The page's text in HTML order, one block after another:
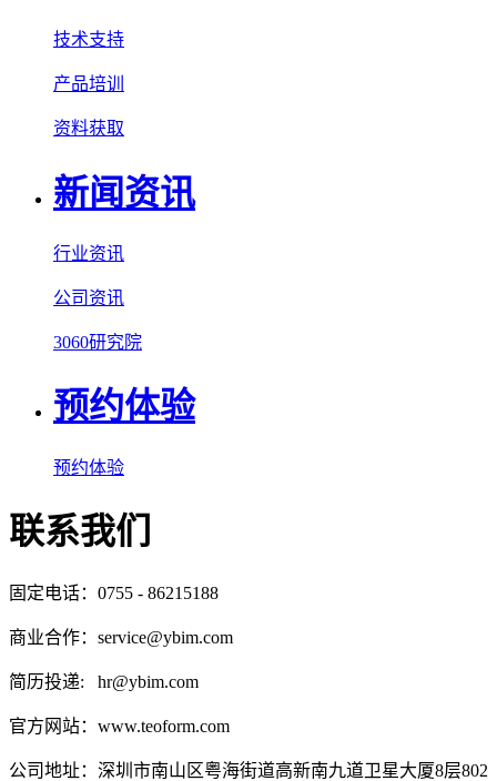
技术支持
产品培训
资料获取
新闻资讯
行业资讯
公司资讯
3060研究院
预约体验
预约体验
联系我们
固定电话：0755 - 86215188
商业合作：service@ybim.com
简历投递: hr@ybim.com
官方网站：www.teoform.com
公司地址：深圳市南山区粤海街道高新南九道卫星大厦8层802